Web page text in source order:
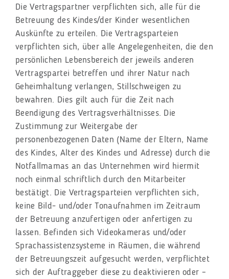
Die Vertragspartner verpflichten sich, alle für die
Betreuung des Kindes/der Kinder wesentlichen
Auskünfte zu erteilen. Die Vertragsparteien
verpflichten sich, über alle Angelegenheiten, die den
persönlichen Lebensbereich der jeweils anderen
Vertragspartei betreffen und ihrer Natur nach
Geheimhaltung verlangen, Stillschweigen zu
bewahren. Dies gilt auch für die Zeit nach
Beendigung des Vertragsverhältnisses. Die
Zustimmung zur Weitergabe der
personenbezogenen Daten (Name der Eltern, Name
des Kindes, Alter des Kindes und Adresse) durch die
Notfallmamas an das Unternehmen wird hiermit
noch einmal schriftlich durch den Mitarbeiter
bestätigt. Die Vertragsparteien verpflichten sich,
keine Bild- und/oder Tonaufnahmen im Zeitraum
der Betreuung anzufertigen oder anfertigen zu
lassen. Befinden sich Videokameras und/oder
Sprachassistenzsysteme in Räumen, die während
der Betreuungszeit aufgesucht werden, verpflichtet
sich der Auftraggeber diese zu deaktivieren oder –